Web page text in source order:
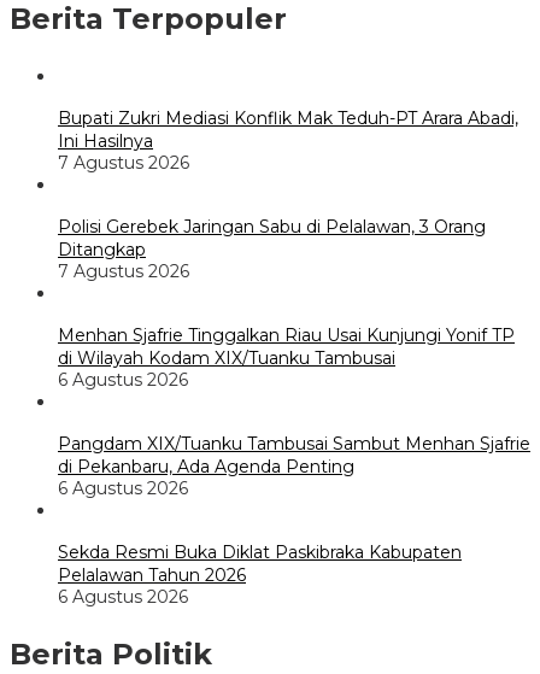
Berita Terpopuler
Bupati Zukri Mediasi Konflik Mak Teduh-PT Arara Abadi,
Ini Hasilnya
7 Agustus 2026
Polisi Gerebek Jaringan Sabu di Pelalawan, 3 Orang
Ditangkap
7 Agustus 2026
Menhan Sjafrie Tinggalkan Riau Usai Kunjungi Yonif TP
di Wilayah Kodam XIX/Tuanku Tambusai
6 Agustus 2026
Pangdam XIX/Tuanku Tambusai Sambut Menhan Sjafrie
di Pekanbaru, Ada Agenda Penting
6 Agustus 2026
Sekda Resmi Buka Diklat Paskibraka Kabupaten
Pelalawan Tahun 2026
6 Agustus 2026
Berita Politik